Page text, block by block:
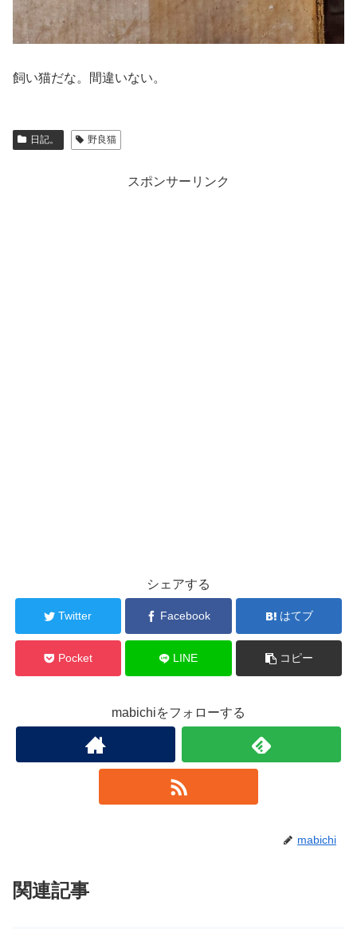
飼い猫だな。間違いない。
日記。 野良猫
スポンサーリンク
シェアする
Twitter Facebook はてブ
Pocket LINE コピー
mabichiをフォローする
mabichi
関連記事